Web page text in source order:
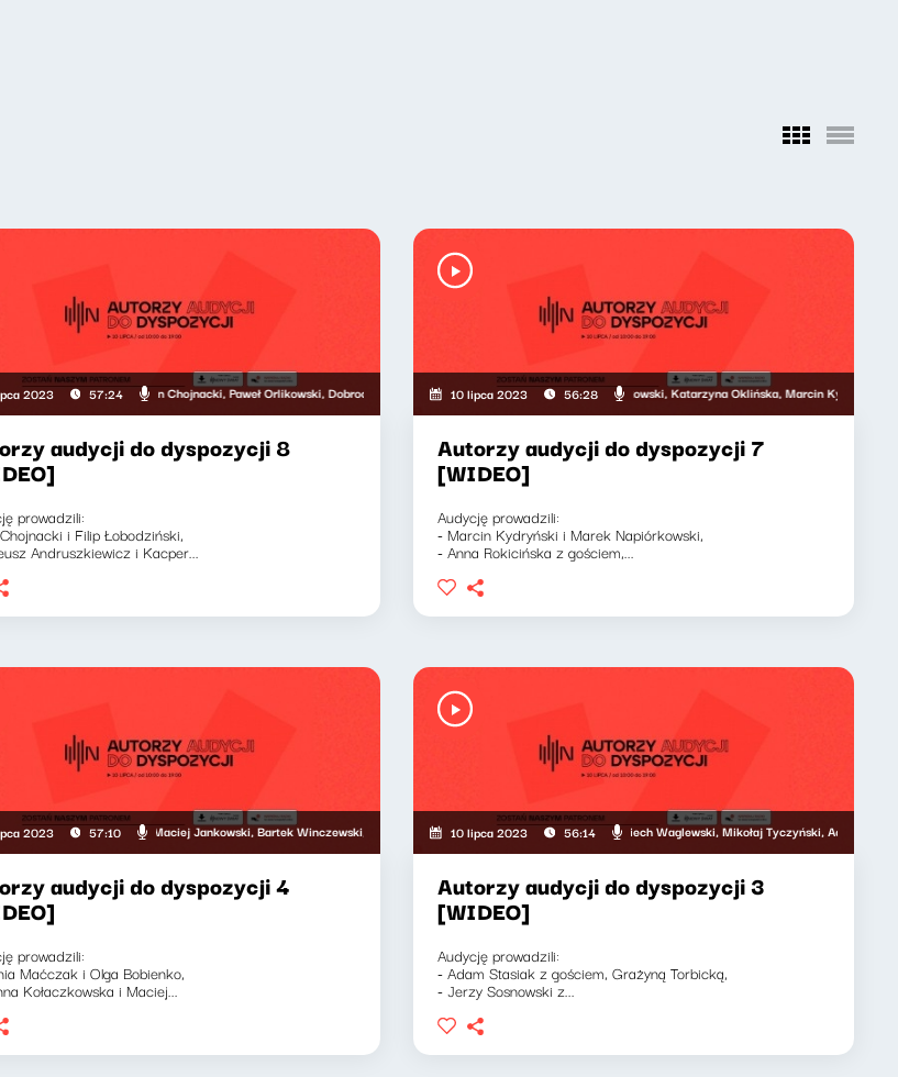
2023 57:24
Michał Porycki, Jan Chojnacki, Paweł Orlikowski, Dobrochna Surma, Kacper Siedlecki, Kacper Badura
audycji do dyspozycji 8
prowadzili:
i Filip Łobodziński,
Andruszkiewicz i Kacper...
10 lipca 2023 56:28
Magda Jethon, Marcin Mann, Marek Napiórkowski, Katarzyna Oklińska, Marcin Kydryński, Anna
Autorzy audycji do dyspozycji 7
[WIDEO]
Audycję prowadzili:
- Marcin Kydryński i Marek Napiórkowski,
- Anna Rokicińska z gościem,...
2023 57:10
Waglewski, Maciej Jankowski, Bartek Winczewski, Maria Zamachowska, Zbigniew Zamachowski, Joanna Kołaczkowska, Olga Bobienko
audycji do dyspozycji 4
prowadzili:
Maćczak i Olga Bobienko,
Kołaczkowska i Maciej...
10 lipca 2023 56:14
Jerzy Sosnowski, Krzysztof Grabowski, Wojciech Waglewski, Mikołaj Tyczyński, Adam Stasiak, Jakub
Autorzy audycji do dyspozycji 3
[WIDEO]
Audycję prowadzili:
- Adam Stasiak z gościem, Grażyną Torbicką,
- Jerzy Sosnowski z...